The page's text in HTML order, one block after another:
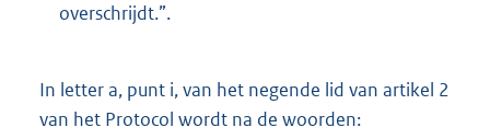
overschrijdt.”.
In letter a, punt i, van het negende lid van artikel 2
van het Protocol wordt na de woorden: